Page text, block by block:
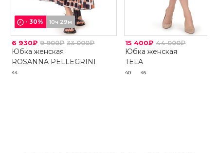
-30% 10ч 29м
6 930₽ 9 900₽ 33 000₽
Юбка женская
ROSANNA PELLEGRINI
44
15 400₽ 44 000₽
Юбка женская
TELA
40 46